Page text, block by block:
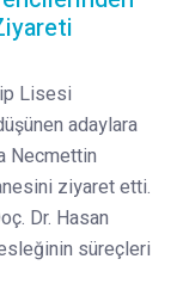
Lisesi
adaylara
Necmettin
ziyaret etti.
Dr. Hasan
süreçleri